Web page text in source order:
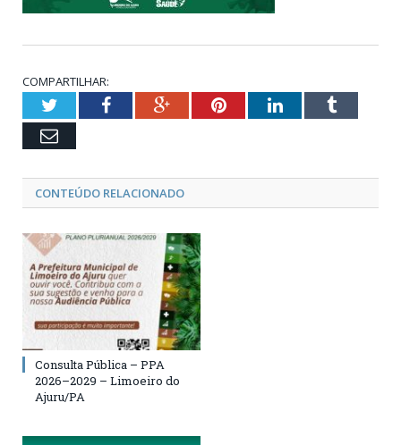
COMPARTILHAR:
TwitterFacebookGoogle+PinterestLinkedInTumblr
Email
CONTEÚDO RELACIONADO
Consulta Pública – PPA
2026–2029 – Limoeiro do
Ajuru/PA